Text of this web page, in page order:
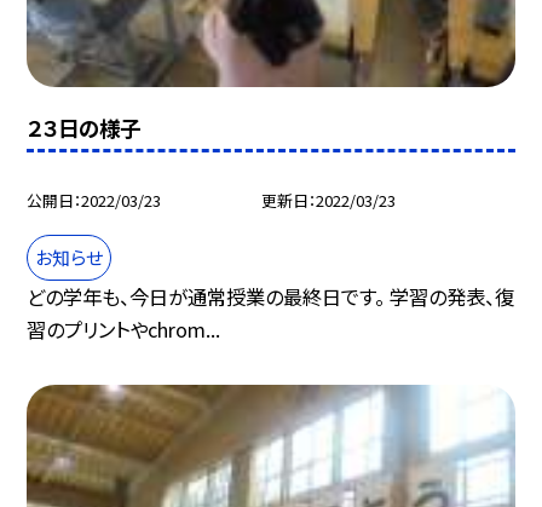
２３日の様子
公開日 2022/03/23 更新日 2022/03/23
お知らせ
どの学年も、今日が通常授業の最終日です。 学習の発表、復
習のプリントやchrom...